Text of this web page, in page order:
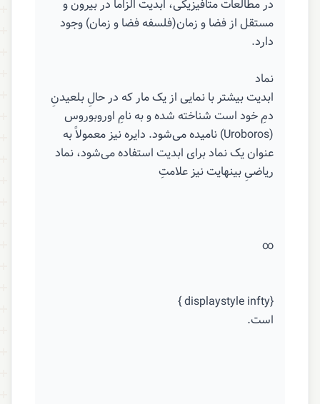
در مطالعات متافیزیکی، ابدیت الزاماً در بیرون و
مستقل از فضا و زمان(فلسفه فضا و زمان) وجود
دارد.
نماد
ابدیت بیشتر با نمایی از یک مار که در حالِ بلعیدنِ
دمِ خود است شناخته شده و به نامِ اوروبوروس
(Uroboros) نامیده می‌شود. دایره نیز معمولاً به
عنوان یک نماد برای ابدیت استفاده می‌شود، نماد
ریاضیِ بینهایت نیز علامتِ
∞
{displaystyle infty }
است.